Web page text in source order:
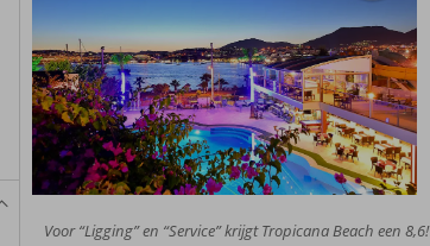
Voor “Ligging” en “Service” krijgt Tropicana Beach een 8,6!